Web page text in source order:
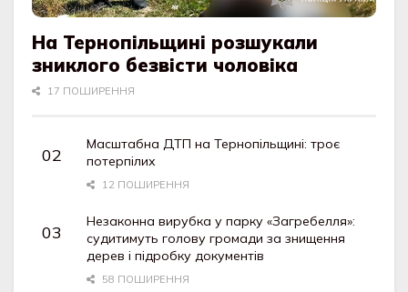
На Тернопільщині розшукали
зниклого безвісти чоловіка
17 ПОШИРЕННЯ
Масштабна ДТП на Тернопільщині: троє
потерпілих
12 ПОШИРЕННЯ
Незаконна вирубка у парку «Загребелля»:
судитимуть голову громади за знищення
дерев і підробку документів
58 ПОШИРЕННЯ